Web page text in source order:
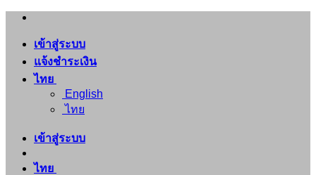
ข้าม
เนื้อหา
เข้าสู่ระบบ
แจ้งชำระเงิน
ไทย
English
ไทย
เข้าสู่ระบบ
ไทย